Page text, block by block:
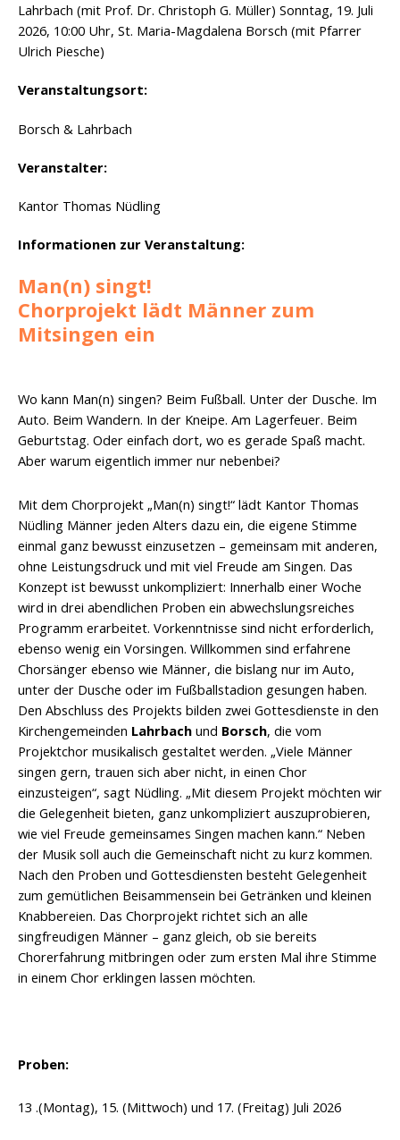
Lahrbach (mit Prof. Dr. Christoph G. Müller) Sonntag, 19. Juli
2026, 10:00 Uhr, St. Maria-Magdalena Borsch (mit Pfarrer
Ulrich Piesche)
Veranstaltungsort:
Borsch & Lahrbach
Veranstalter:
Kantor Thomas Nüdling
Informationen zur Veranstaltung:
Man(n) singt!
Chorprojekt lädt Männer zum
Mitsingen ein
Wo kann Man(n) singen? Beim Fußball. Unter der Dusche. Im
Auto. Beim Wandern. In der Kneipe. Am Lagerfeuer. Beim
Geburtstag. Oder einfach dort, wo es gerade Spaß macht.
Aber warum eigentlich immer nur nebenbei?
Mit dem Chorprojekt „Man(n) singt!“ lädt Kantor Thomas
Nüdling Männer jeden Alters dazu ein, die eigene Stimme
einmal ganz bewusst einzusetzen – gemeinsam mit anderen,
ohne Leistungsdruck und mit viel Freude am Singen. Das
Konzept ist bewusst unkompliziert: Innerhalb einer Woche
wird in drei abendlichen Proben ein abwechslungsreiches
Programm erarbeitet. Vorkenntnisse sind nicht erforderlich,
ebenso wenig ein Vorsingen. Willkommen sind erfahrene
Chorsänger ebenso wie Männer, die bislang nur im Auto,
unter der Dusche oder im Fußballstadion gesungen haben.
Den Abschluss des Projekts bilden zwei Gottesdienste in den
Kirchengemeinden Lahrbach und Borsch, die vom
Projektchor musikalisch gestaltet werden. „Viele Männer
singen gern, trauen sich aber nicht, in einen Chor
einzusteigen“, sagt Nüdling. „Mit diesem Projekt möchten wir
die Gelegenheit bieten, ganz unkompliziert auszuprobieren,
wie viel Freude gemeinsames Singen machen kann.“ Neben
der Musik soll auch die Gemeinschaft nicht zu kurz kommen.
Nach den Proben und Gottesdiensten besteht Gelegenheit
zum gemütlichen Beisammensein bei Getränken und kleinen
Knabbereien. Das Chorprojekt richtet sich an alle
singfreudigen Männer – ganz gleich, ob sie bereits
Chorerfahrung mitbringen oder zum ersten Mal ihre Stimme
in einem Chor erklingen lassen möchten.
Proben:
13 .(Montag), 15. (Mittwoch) und 17. (Freitag) Juli 2026